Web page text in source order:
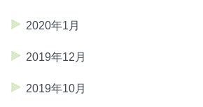
2020年1月
2019年12月
2019年10月